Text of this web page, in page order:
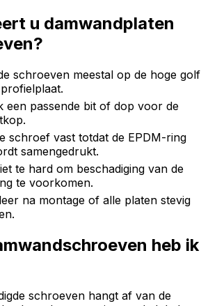
u damwandplaten
schroeven meestal op de hoge golf
een passende bit of dop voor de
schroef vast totdat de EPDM-ring
samengedrukt.
te hard om beschadiging van de
te voorkomen.
na montage of alle platen stevig
heb ik
schroeven hangt af van de